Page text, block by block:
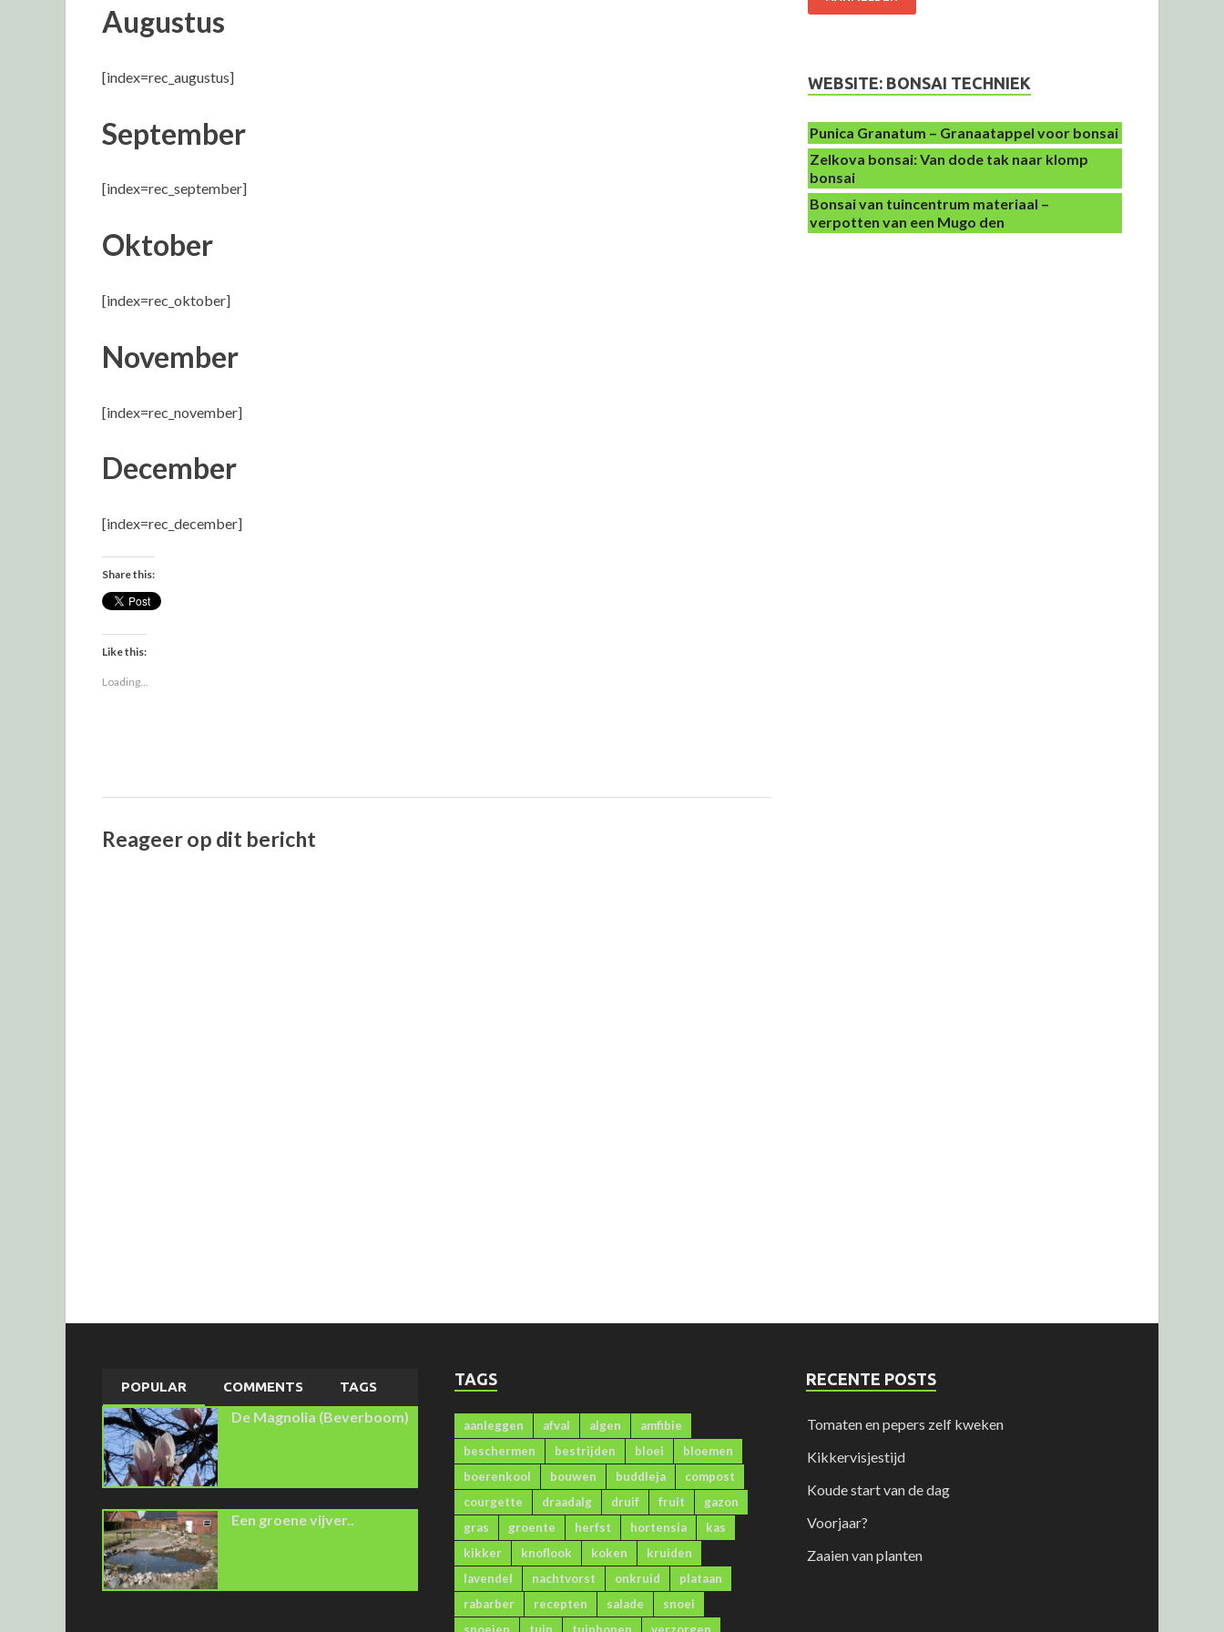
Augustus
[index=rec_augustus]
September
[index=rec_september]
Oktober
[index=rec_oktober]
November
[index=rec_november]
December
[index=rec_december]
Share this:
Like this:
Loading...
Reageer op dit bericht
WEBSITE: BONSAI TECHNIEK
Punica Granatum – Granaatappel voor bonsai
Zelkova bonsai: Van dode tak naar klomp
bonsai
Bonsai van tuincentrum materiaal –
verpotten van een Mugo den
POPULAR COMMENTS TAGS
De Magnolia (Beverboom)
Een groene vijver..
TAGS
aanleggen afval algen
amfibie
beschermen
bestrijden bloei
bloemen
boerenkool
bouwen buddleja
compost
courgette
draadalg druif fruit
gazon
gras
groente herfst hortensia
kas
kikker
knoflook koken
kruiden
lavendel
nachtvorst onkruid
plataan
rabarber
recepten salade
snoei
snoeien
tuin tuinbonen verzorgen
RECENTE POSTS
Tomaten en pepers zelf kweken
Kikkervisjestijd
Koude start van de dag
Voorjaar?
Zaaien van planten